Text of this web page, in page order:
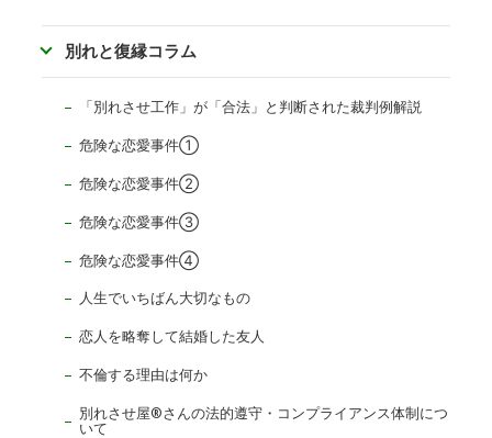
別れと復縁コラム
「別れさせ工作」が「合法」と判断された裁判例解説
危険な恋愛事件①
危険な恋愛事件②
危険な恋愛事件③
危険な恋愛事件④
人生でいちばん大切なもの
恋人を略奪して結婚した友人
不倫する理由は何か
別れさせ屋®さんの法的遵守・コンプライアンス体制につ
いて